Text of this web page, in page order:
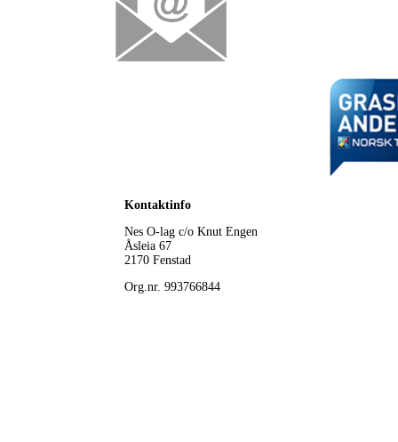
Kontaktinfo
Nes O-lag c/o Knut Engen
Åsleia 67
2170 Fenstad
Org.nr. 993766844